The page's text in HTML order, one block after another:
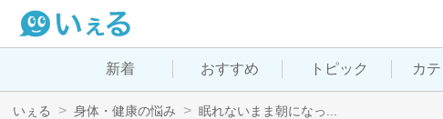
新着 おすすめ トピック カ
いぇる 身体・健康の悩み 眠れないまま朝になっ...